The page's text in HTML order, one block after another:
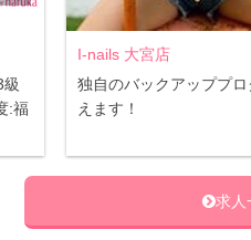
福
I-nails 大宮店
独自のバックアッププロ
えます！
求人